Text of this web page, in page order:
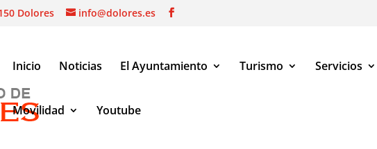
Dolores info@dolores.es
Inicio Noticias El Ayuntamiento Turismo Servicios
Movilidad Youtube